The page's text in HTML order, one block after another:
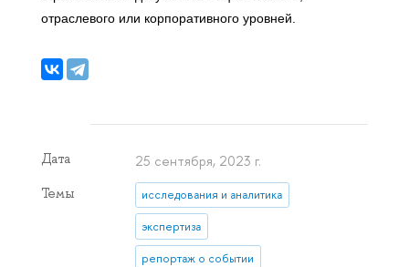
отраслевого или корпоративного уровней.
Дата 25 сентября, 2023 г.
Темы исследования и аналитика
экспертиза
репортаж о событии